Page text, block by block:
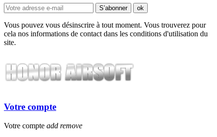
Vous pouvez vous désinscrire à tout moment. Vous trouverez pour
cela nos informations de contact dans les conditions d'utilisation du
site.
Votre compte
Votre compte add remove